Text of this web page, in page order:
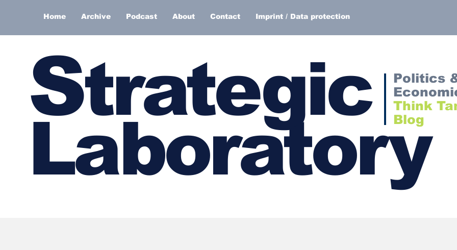
Home Archive Podcast About Contact Imprint / Data protection
Strategic
Laboratory
Politics
Think
Blog